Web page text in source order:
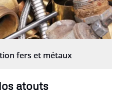
fers et métaux
atouts